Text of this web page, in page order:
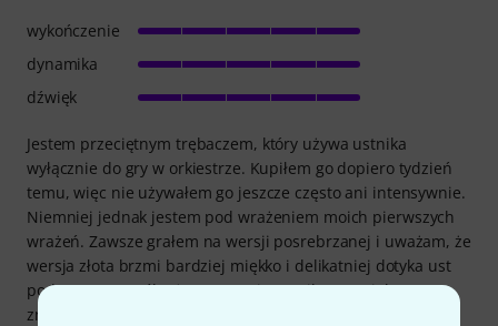
Jestem przeciętnym trębaczem, który używa ustnika
wyłącznie do gry w orkiestrze. Kupiłem go dopiero tydzień
temu, więc nie używałem go jeszcze często ani intensywnie.
Niemniej jednak jestem pod wrażeniem moich pierwszych
wrażeń. Zawsze grałem na wersji posrebrzanej i uważam, że
wersja złota brzmi bardziej miękko i delikatniej dotyka ust
podczas gry. Myślę, że geometria ustnika ma większe
znaczenie dla samej reakcji, więc nie dostrzegam żadnej
wykończenie
dynamika
dźwięk